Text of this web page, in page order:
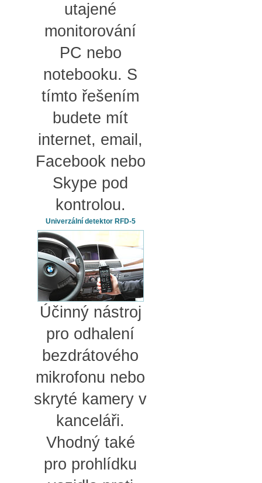
utajené
monitorování
PC nebo
notebooku. S
tímto řešením
budete mít
internet, email,
Facebook nebo
Skype pod
kontrolou.
Univerzální detektor RFD-5
Účinný nástroj
pro odhalení
bezdrátového
mikrofonu nebo
skryté kamery v
kanceláři.
Vhodný také
pro prohlídku